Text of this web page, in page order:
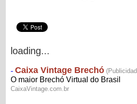
loading...